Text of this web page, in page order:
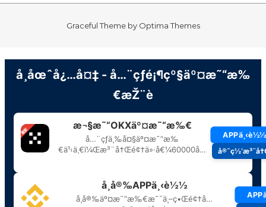
Graceful Theme by Optima Themes